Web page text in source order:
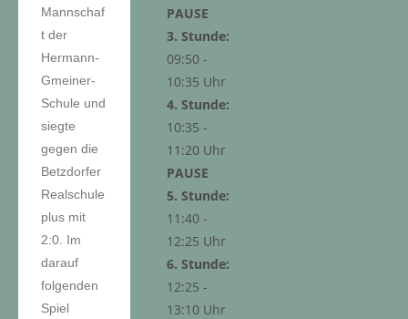
PAUSE
3. Stunde:
09:50 -
10:35 Uhr
4. Stunde:
10:35 -
11:20 Uhr
PAUSE
5. Stunde:
11:40 -
12:25 Uhr
6. Stunde:
12:25 -
13:10 Uhr
Mannschaf
t der
Hermann-
Gmeiner-
Schule und
siegte
gegen die
Betzdorfer
Realschule
plus mit
2:0. Im
darauf
folgenden
Spiel